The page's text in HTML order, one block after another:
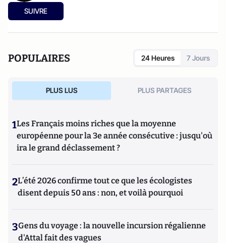
SUIVRE
POPULAIRES 24 Heures 7 Jours
PLUS LUS PLUS PARTAGES
1Les Français moins riches que la moyenne
européenne pour la 3e année consécutive : jusqu'où
ira le grand déclassement ?
2L’été 2026 confirme tout ce que les écologistes
disent depuis 50 ans : non, et voilà pourquoi
3Gens du voyage : la nouvelle incursion régalienne
d'Attal fait des vagues